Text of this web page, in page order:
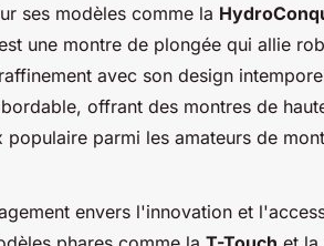
ses modèles comme la
une montre de plongée qui allie
avec son design
offrant des montres de
parmi les amateurs de
envers l'innovation et